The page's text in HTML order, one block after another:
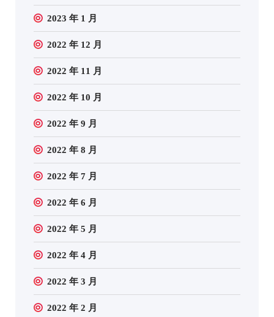
2023 年 1 月
2022 年 12 月
2022 年 11 月
2022 年 10 月
2022 年 9 月
2022 年 8 月
2022 年 7 月
2022 年 6 月
2022 年 5 月
2022 年 4 月
2022 年 3 月
2022 年 2 月